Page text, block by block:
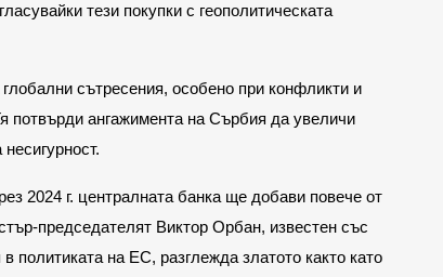
тези покупки с геополитическата
сътресения, особено при конфликти и
потвърди ангажимента на Сърбия да увеличи
2024 г. централната банка ще добави повече от
председателят Виктор Орбан, известен със
политиката на ЕС, разглежда златото както като